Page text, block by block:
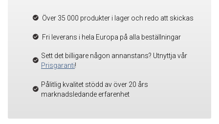
Över 35 000 produkter i lager och redo att skickas
Fri leverans i hela Europa på alla beställningar
Sett det billigare någon annanstans? Utnyttja vår
Prisgaranti!
Pålitlig kvalitet stödd av över 20 års
marknadsledande erfarenhet